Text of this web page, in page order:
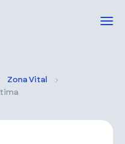
Zona Vital